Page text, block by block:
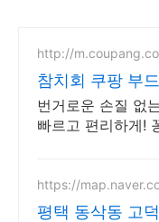
http://
참치회 쿠팡 부
번거로운 손질 없
빠르고 편리하게!
https://
평택 동삭동 고